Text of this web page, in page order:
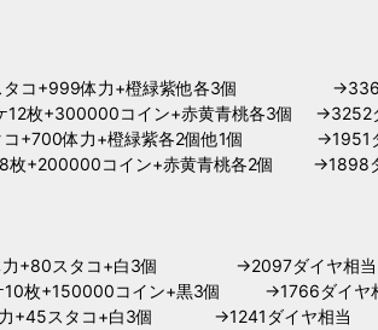
スタコ+999体力+橙緑紫他各3個
12枚+300000コイン+赤黄青桃各3個 →3252
タコ+700体力+橙緑紫各2個他1個 →1951
8枚+200000コイン+赤黄青桃各2個 →1898
体力+80スタコ+白3個 →2097ダイヤ相当
10枚+150000コイン+黒3個 →1766ダイヤ相
力+45スタコ+白3個 →1241ダイヤ相当